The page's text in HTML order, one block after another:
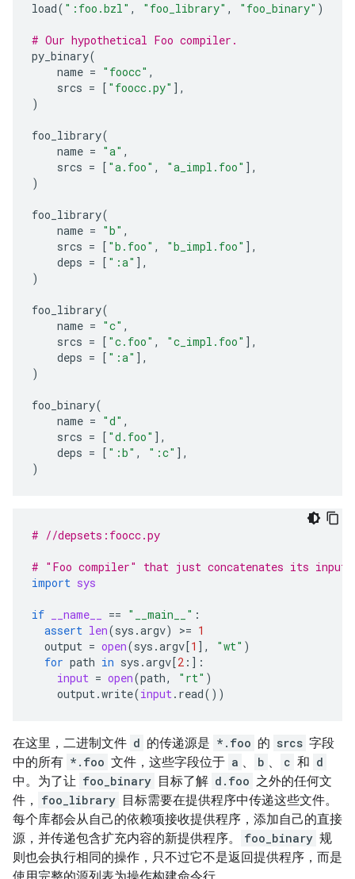
load( ":foo.bzl" , "foo_library" , "foo_binary" )
# Our hypothetical Foo compiler.
py_binary(
name = "foocc" ,
srcs = [ "foocc.py" ],
)
foo_library(
name = "a" ,
srcs = [ "a.foo" , "a_impl.foo" ],
)
foo_library(
name = "b" ,
srcs = [ "b.foo" , "b_impl.foo" ],
deps = [ ":a" ],
)
foo_library(
name = "c" ,
srcs = [ "c.foo" , "c_impl.foo" ],
deps = [ ":a" ],
)
foo_binary(
name = "d" ,
srcs = [ "d.foo" ],
deps = [ ":b" , ":c" ],
)
# //depsets:foocc.py
# "Foo compiler" that just concatenates its
import sys
if __name__ == "__main__" :
assert len(sys .argv) >= 1
output = open(sys .argv[1 ], "wt" )
for path in sys .argv[2 :]:
input = open(path, "rt" )
output.write(input. read())
在这里，二进制文件 d 的传递源是 *.foo 的 srcs 字段
中的所有 *.foo 文件，这些字段位于 a 、 b 、 c 和 d
中。为了让 foo_binary 目标了解 d.foo 之外的任何文
件，
foo_library 目标需要在提供程序中传递这些文件。
每个库都会从自己的依赖项接收提供程序，添加自己的直接
源，并传递包含扩充内容的新提供程序。
foo_binary 规
则也会执行相同的操作，只不过它不是返回提供程序，而是